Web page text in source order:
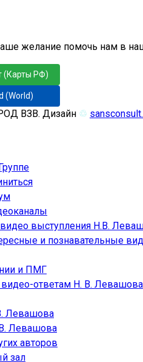
желание помочь нам в
(Карты РФ)
(World)
ВЗВ. Дизайн ♲
видео выступления Н.В.
и познавательные
и ПМГ
видео-ответам Н. В. Левашова
Левашова
Левашова
авторов
зал